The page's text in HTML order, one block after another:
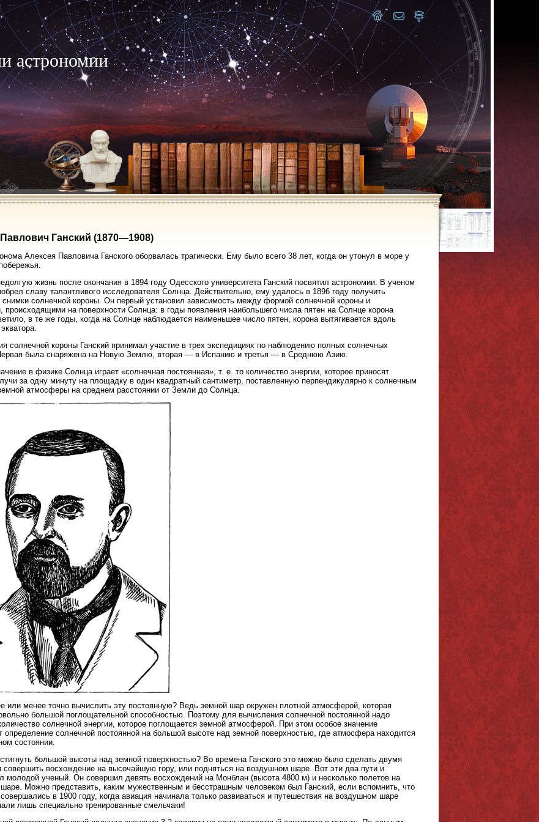
астрономии
Ганский (1870—1908)
Алексея Павловича Ганского оборвалась трагически. Ему было всего 38 лет, когда он утонул в море у
жизнь после окончания в 1894 году Одесского университета Ганский посвятил астрономии. В ученом
славу талантливого исследователя Солнца. Действительно, ему удалось в 1896 году получить
снимки солнечной короны. Он первый установил зависимость между формой солнечной короны и
происходящими на поверхности Солнца: в годы появления наибольшего числа пятен на Солнце корона
в те же годы, когда на Солнце наблюдается наименьшее число пятен, корона вытягивается вдоль
солнечной короны Ганский принимал участие в трех экспедициях по наблюдению полных солнечных
была снаряжена на Новую Землю, вторая — в Испанию и третья — в Среднюю Азию.
в физике Солнца играет «солнечная постоянная», т. е. то количество энергии, которое приносят
за одну минуту на площадку в один квадратный сантиметр, поставленную перпендикулярно к солнечным
атмосферы на среднем расстоянии от Земли до Солнца.
или менее точно вычислить эту постоянную? Ведь земной шар окружен плотной атмосферой, которая
большой поглощательной способностью. Поэтому для вычисления солнечной постоянной надо
солнечной энергии, которое поглощается земной атмосферой. При этом особое значение
определение солнечной постоянной на большой высоте над земной поверхностью, где атмосфера находится
состоянии.
большой высоты над земной поверхностью? Во времена Ганского это можно было сделать двумя
совершить восхождение на высочайшую гору, или подняться на воздушном шаре. Вот эти два пути и
молодой ученый. Он совершил девять восхождений на Монблан (высота 4800 м) и несколько полетов на
Можно представить, каким мужественным и бесстрашным человеком был Ганский, если вспомнить, что
в 1900 году, когда авиация начинала только развиваться и путешествия на воздушном шаре
лишь специально тренированные смельчаки!